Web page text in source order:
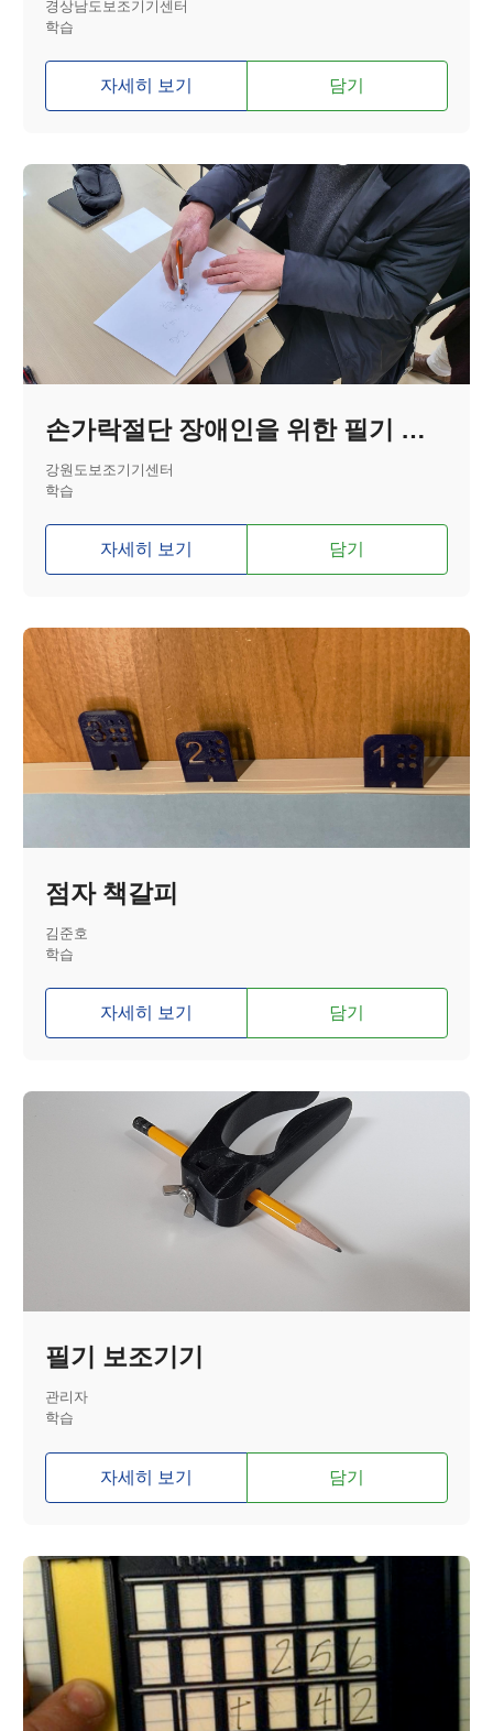
경상남도보조기기센터
학습
자세히 보기 담기
손가락절단 장애인을 위한 필기 보조기기
강원도보조기기센터
학습
자세히 보기 담기
점자 책갈피
김준호
학습
자세히 보기 담기
필기 보조기기
관리자
학습
자세히 보기 담기